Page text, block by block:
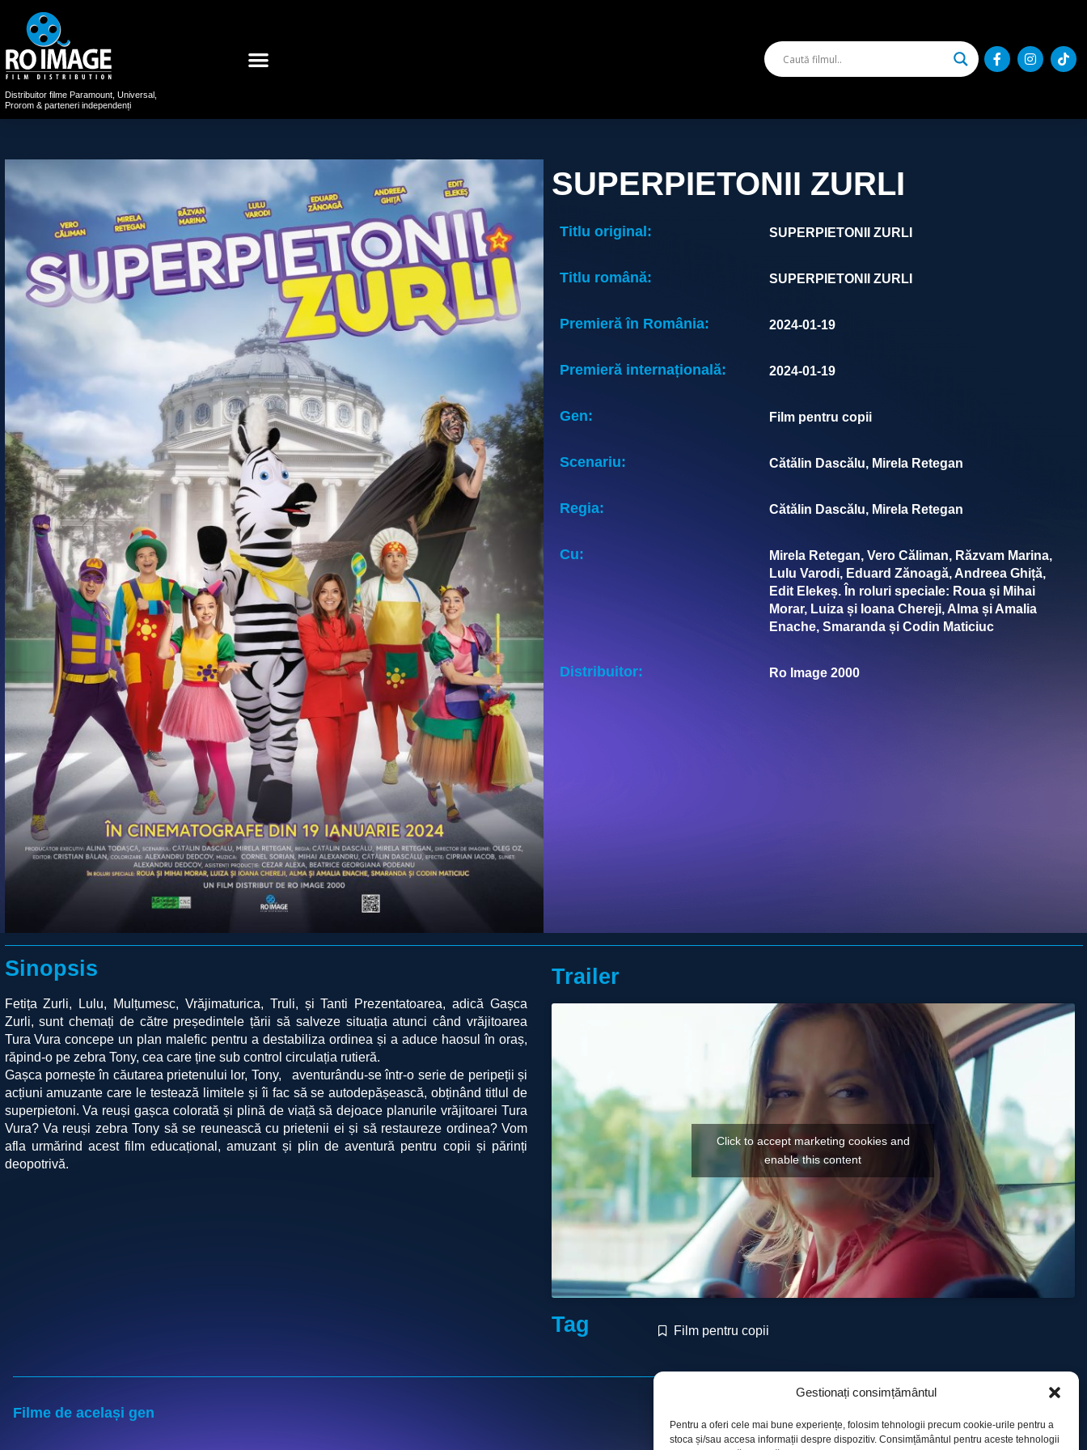
Gestionați consimțământul
Pentru a oferi cele mai bune experiențe, folosim tehnologii precum cookie-urile pentru a
stoca și/sau accesa informații despre dispozitiv. Consimțământul pentru aceste tehnologii
Distribuitor filme Paramount, Universal,
Prorom & parteneri independenți
SUPERPIETONII ZURLI
Titlu original: SUPERPIETONII ZURLI
Titlu română: SUPERPIETONII ZURLI
Premieră în România: 2024-01-19
Premieră internațională: 2024-01-19
Gen: Film pentru copii
Scenariu: Cătălin Dascălu, Mirela Retegan
Regia: Cătălin Dascălu, Mirela Retegan
Cu:
Mirela Retegan, Vero Căliman, Răzvam Marina,
Lulu Varodi, Eduard Zănoagă, Andreea Ghiță,
Edit Elekeș. În roluri speciale: Roua și Mihai
Morar, Luiza și Ioana Chereji, Alma și Amalia
Enache, Smaranda și Codin Maticiuc
Distribuitor: Ro Image 2000
Sinopsis
Fetița Zurli, Lulu, Mulțumesc, Vrăjimaturica, Truli, și Tanti Prezentatoarea, adică Gașca
Zurli, sunt chemați de către președintele țării să salveze situația atunci când vrăjitoarea
Tura Vura concepe un plan malefic pentru a destabiliza ordinea și a aduce haosul în oraș,
răpind-o pe zebra Tony, cea care ține sub control circulația rutieră.
Gașca pornește în căutarea prietenului lor, Tony,
aventurându-se într-o serie de peripeții și
acțiuni amuzante care le testează limitele și îi fac să se autodepășească, obținând titlul de
superpietoni. Va reuși gașca colorată și plină de viață să dejoace planurile vrăjitoarei Tura
Vura? Va reuși zebra Tony să se reunească cu prietenii ei și să restaureze ordinea? Vom
afla urmărind acest film educațional, amuzant și plin de aventură pentru copii și părinți
deopotrivă.
Trailer
Click to accept marketing cookies and
enable this content
Tag Film pentru copii
Filme de același gen